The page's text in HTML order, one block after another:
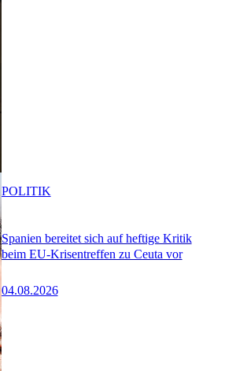
Spanien bereitet sich auf heftige Kritik
beim EU-Krisentreffen zu Ceuta vor
04.08.2026
POLITIK